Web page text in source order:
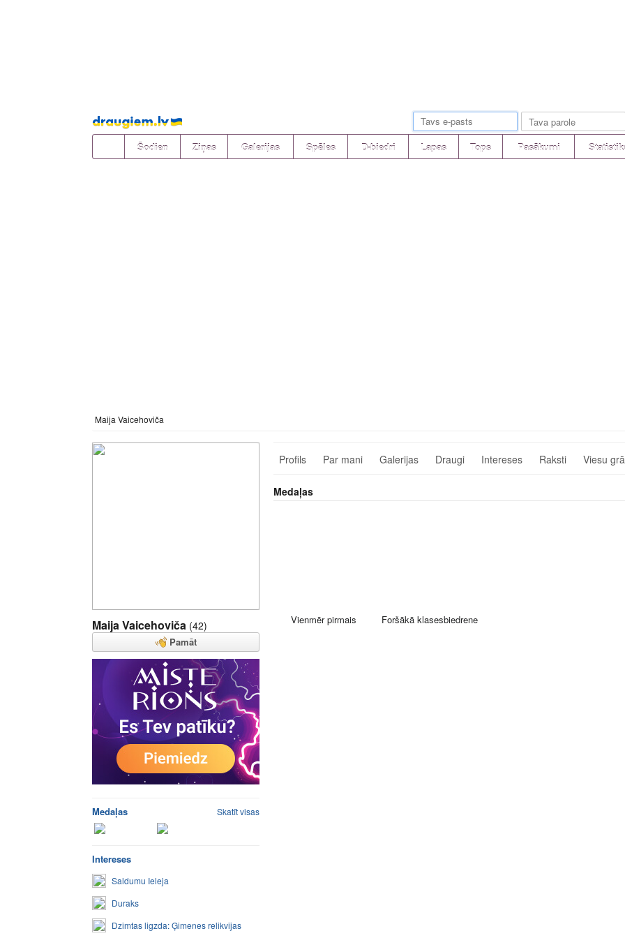
Pāriet
uz
saturu
Šodien Ziņas Galerijas Spēles D-biedri Lapas Tops Pasākumi
Maija Vaicehoviča
Maija Vaicehoviča (42)
Pamāt
Medaļas Skatīt visas
Intereses
Saldumu Ieleja
Duraks
Dzimtas ligzda: Ģimenes relikvijas
Profils Par mani Galerijas Draugi Intereses Raksti Viesu
Medaļas
Vienmēr pirmais Foršākā klasesbiedrene